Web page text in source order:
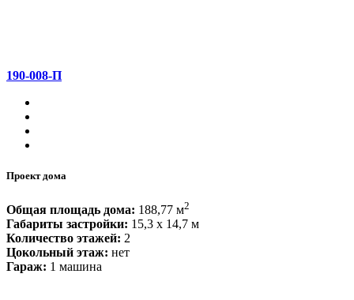
190-008-П
Проект дома
Общая площадь дома: 188,77 м2
Габариты застройки: 15,3 x 14,7 м
Количество этажей: 2
Цокольный этаж: нет
Гараж: 1 машина